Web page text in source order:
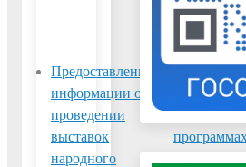
анонсы
Предоставление
информации о
проведении
выставок
народного